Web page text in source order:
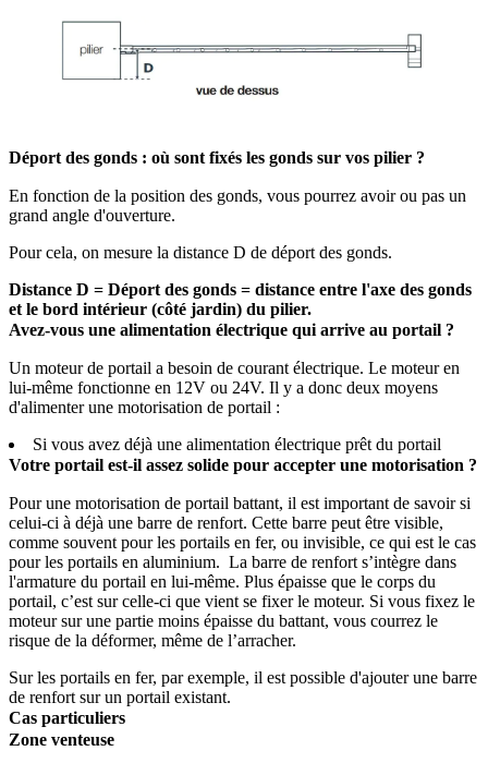
Déport des gonds : où sont fixés les gonds sur vos pilier ?
En fonction de la position des gonds, vous pourrez avoir ou pas un
grand angle d'ouverture.
Pour cela, on mesure la distance D de déport des gonds.
Distance D = Déport des gonds = distance entre l'axe des gonds
et le bord intérieur (côté jardin) du pilier.
Avez-vous une alimentation électrique qui arrive au portail ?
Un moteur de portail a besoin de courant électrique. Le moteur en
lui-même fonctionne en 12V ou 24V. Il y a donc deux moyens
d'alimenter une motorisation de portail :
Si vous avez déjà une alimentation électrique prêt du portail
Votre portail est-il assez solide pour accepter une motorisation ?
Pour une motorisation de portail battant, il est important de savoir si
celui-ci à déjà une barre de renfort. Cette barre peut être visible,
comme souvent pour les portails en fer, ou invisible, ce qui est le cas
pour les portails en aluminium. La barre de renfort s’intègre dans
l'armature du portail en lui-même. Plus épaisse que le corps du
portail, c’est sur celle-ci que vient se fixer le moteur. Si vous fixez le
moteur sur une partie moins épaisse du battant, vous courrez le
risque de la déformer, même de l’arracher.
Sur les portails en fer, par exemple, il est possible d'ajouter une barre
de renfort sur un portail existant.
Cas particuliers
Zone venteuse